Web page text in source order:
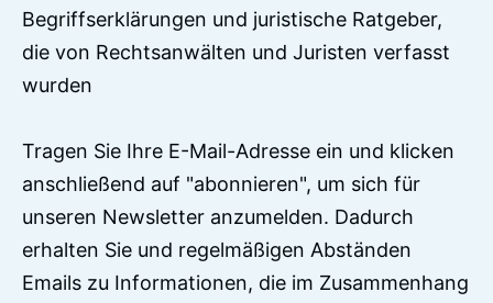
Begriffserklärungen und juristische Ratgeber,
die von Rechtsanwälten und Juristen verfasst
wurden
Tragen Sie Ihre E-Mail-Adresse ein und klicken
anschließend auf "abonnieren", um sich für
unseren Newsletter anzumelden. Dadurch
erhalten Sie und regelmäßigen Abständen
Emails zu Informationen, die im Zusammenhang